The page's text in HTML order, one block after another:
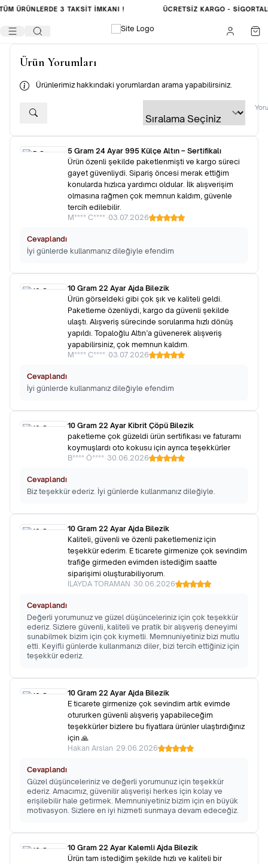
ÜRÜNLERDE 3 TAKSİT İMKANI ! ÜCRETSIZ KARGO -
Ürün Yorumları
Ürünlerimiz hakkındaki yorumlardan arama yapabilirsiniz.
5 Gram 24 Ayar 995 Külçe Altın – Sertifikalı
Ürün özenli şekilde paketlenmişti ve kargo süreci
gayet güvenliydi. Sipariş öncesi merak ettiğim
konularda hızlıca yardımcı oldular. İlk alışverişim
olmasına rağmen çok memnun kaldım, güvenle
tercih edilebilir.
M**** C**** 03.07.2026
Cevaplandı
İyi günlerde kullanmanız dileğiyle efendim
10 Gram 22 Ayar Ajda Bilezik
Ürün görseldeki gibi çok şık ve kaliteli geldi.
Paketleme özenliydi, kargo da güvenli şekilde
ulaştı. Alışveriş sürecinde sorularıma hızlı dönüş
yapıldı. Topaloğlu Altın’a güvenerek alışveriş
yapabilirsiniz, çok memnun kaldım.
M**** C**** 03.07.2026
Cevaplandı
İyi günlerde kullanmanız dileğiyle efendim
10 Gram 22 Ayar Kibrit Çöpü Bilezik
paketleme çok güzeldi ürün sertifikası ve faturamı
koymuşlardı oto kokusu için ayrıca teşekkürler
B**** Ö**** 30.06.2026
Cevaplandı
Biz teşekkür ederiz. İyi günlerde kullanmanız dileğiyle.
10 Gram 22 Ayar Ajda Bilezik
Kaliteli, güvenli ve özenli paketlemeniz için
teşekkür ederim. E ticarete girmenize çok sevindim
trafiğe girmeden evimden istediğim saatte
siparişimi oluşturabiliyorum.
İLAYDA TORAMAN 30.06.2026
Cevaplandı
Değerli yorumunuz ve güzel düşünceleriniz için çok teşekkür
ederiz. Sizlere güvenli, kaliteli ve pratik bir alışveriş deneyimi
sunabilmek bizim için çok kıymetli. Memnuniyetiniz bizi mutlu
etti. Keyifli günlerde kullanmanızı diler, bizi tercih ettiğiniz için
teşekkür ederiz.
10 Gram 22 Ayar Ajda Bilezik
E ticarete girmenize çok sevindim artık evimde
otururken güvenli alışveriş yapabileceğim
teşekkürler bizlere bu fiyatlara ürünler ulaştırdığınız
için 🙏
Hakan Arslan 29.06.2026
Cevaplandı
Güzel düşünceleriniz ve değerli yorumunuz için teşekkür
ederiz. Amacımız, güvenilir alışverişi herkes için kolay ve
erişilebilir hale getirmek. Memnuniyetiniz bizim için en büyük
motivasyon. Sizlere en iyi hizmeti sunmaya devam edeceğiz.
10 Gram 22 Ayar Kalemli Ajda Bilezik
Ürün tam istediğim şekilde hızlı ve kaliteli bir